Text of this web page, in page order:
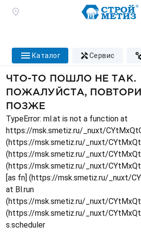
каталог сервис
ЧТО-ТО ПОШЛО НЕ ТАК.
ПОЖАЛУЙСТА,
ПОЗЖЕ
TypeError: ml.at is not a function at
https://msk.smetiz.ru/_nuxt/
(https://msk.smetiz.ru/_nuxt/
(https://msk.smetiz.ru/_nuxt/
(https://msk.smetiz.ru/_nuxt/
[as fn] (https://msk.smetiz.ru/_nuxt/
at Bl.run
(https://msk.smetiz.ru/_nuxt/
(https://msk.smetiz.ru/_nuxt/
s.scheduler